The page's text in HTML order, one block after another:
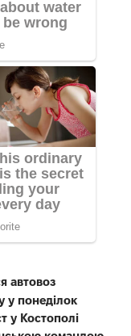
автовоз
у понеділок
у Костополі